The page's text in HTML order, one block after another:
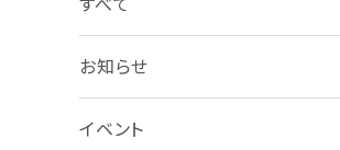
すべて
お知らせ
イベント